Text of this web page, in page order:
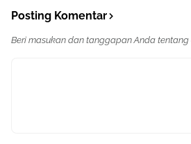
Posting Komentar
Beri masukan dan tanggapan Anda